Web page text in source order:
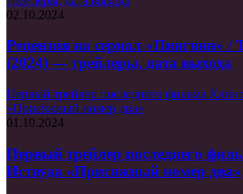
02.10.2024
Рецензия на сериал «Пингвин» /
(2024) — трейлеры, дата выхода
Первый трейлер последнего фильма
«Присяжный номер два»
01.10.2024
Первый трейлер последнего
Иствуда «Присяжный номер два»